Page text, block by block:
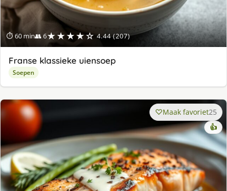
⏱ 60 min👥 6★★★★☆ 4.44 (207)
Franse klassieke uiensoep
Soepen
Maak favoriet25
👍